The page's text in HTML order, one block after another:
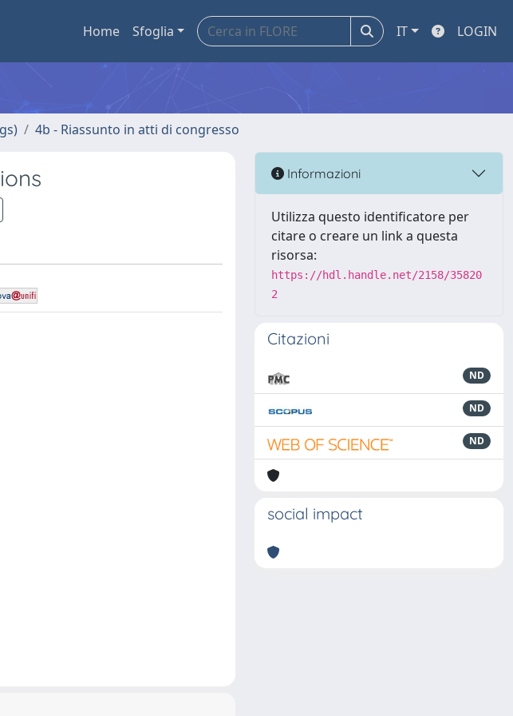
Home Sfoglia IT LOGIN
4b - Riassunto in atti di congresso
Informazioni
Utilizza questo identificatore per
citare o creare un link a questa
risorsa:
https://hdl.handle.net/2158/35820
2
Citazioni
ND
ND
ND
social impact